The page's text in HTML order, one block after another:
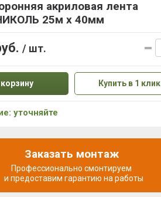
акриловая лента
25м х 40мм
/ шт.
корзину Купить в 1 клик
уточняйте
Заказать монтаж
Профессионально смонтируем
и предоставим гарантию на работы